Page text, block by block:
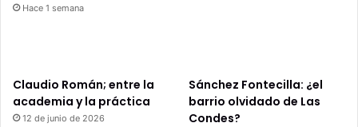
Hace 1 semana
Claudio Román; entre la
academia y la práctica
12 de junio de 2026
Sánchez Fontecilla: ¿el
barrio olvidado de Las
Condes?